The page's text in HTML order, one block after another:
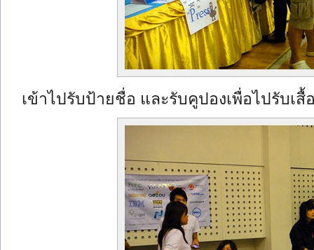
เข้าไปรับป้ายชื่อ และรับคูปองเพื่อไปรับเสื้